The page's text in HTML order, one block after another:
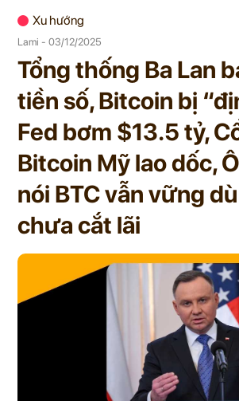
Xu hướng
Lami - 03/12/2025
Tổng thống Ba Lan
tiền số, Bitcoin bị
Fed bơm $13.5 tỷ,
Bitcoin Mỹ lao dốc,
nói BTC vẫn vững
chưa cắt lãi